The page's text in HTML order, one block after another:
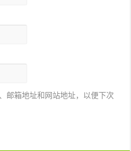
邮箱地址和网站地址，以便下次